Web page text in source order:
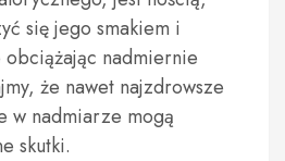
się jego smakiem i
obciążając nadmiernie
że nawet najzdrowsze
w nadmiarze mogą
skutki.